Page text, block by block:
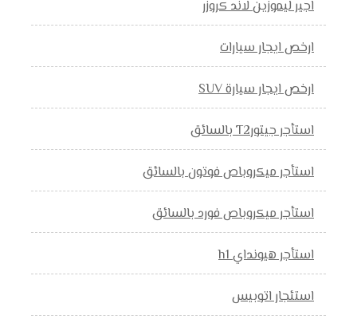
اجير ليموزين لاند كروزر
ارخص ايجار سيارات
ارخص ايجار سيارة SUV
استأجر جيتورT2 بالسائق
استأجر ميكروباص فوتون بالسائق
استأجر ميكروباص فورد بالسائق
استأجر هيونداي h1
استئجار اتوبيس